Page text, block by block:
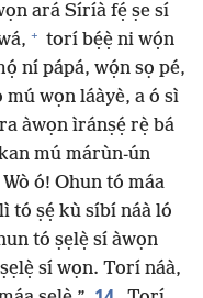
ará Síríà fẹ́ ṣe sí
+ torí bẹ́ẹ̀ ni wọ́n
ní pápá, wọ́n sọ pé,
mú wọn láàyè, a ó sì
àwọn ìránṣẹ́ rẹ̀ bá
mú márùn-ún
ó! Ohun tó máa
tó ṣẹ́ kù síbí náà ló
tó ṣẹlẹ̀ sí àwọn
sí wọn. Torí náà,